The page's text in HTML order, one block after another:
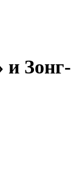
и Зонг-